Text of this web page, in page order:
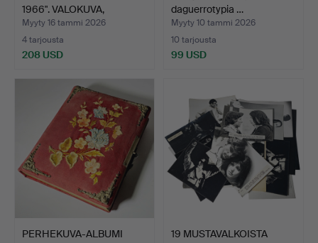
1966". VALOKUVA,
HOPEA…
Myyty 16 tammi 2026
4 tarjousta
208 USD
daguerrotypia …
Myyty 10 tammi 2026
10 tarjousta
99 USD
PERHEKUVA-ALBUMI
19 MUSTAVALKOISTA